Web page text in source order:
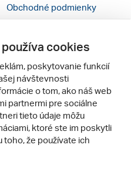
Obchodné podmienky
Nastavenie cookies
Mobilná verzia webu
cookies
poskytovanie funkcií
návštevnosti
o tom, ako náš web
partnermi pre sociálne
tieto údaje môžu
ktoré ste im poskytli
toho, že používate ich